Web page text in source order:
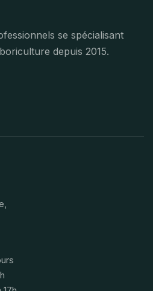
se spécialisant
depuis 2015.